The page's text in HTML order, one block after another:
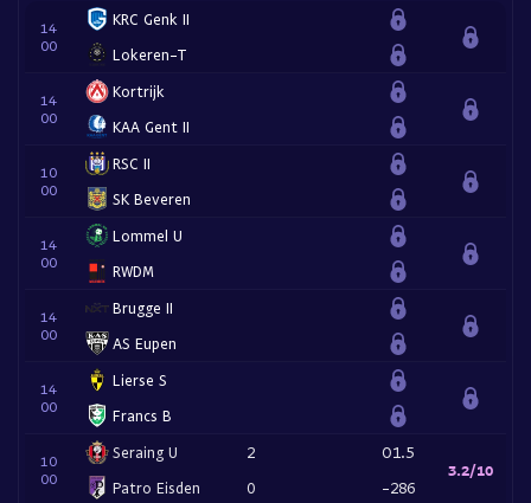
14
00
KRC Genk II
Lokeren-T
14
00
Kortrijk
KAA Gent II
10
00
RSC II
SK Beveren
14
00
Lommel U
RWDM
14
00
Brugge II
AS Eupen
14
00
Lierse S
Francs B
10
00
Seraing U
Patro Eisden
2
0
O1.5
-286
3.2/10